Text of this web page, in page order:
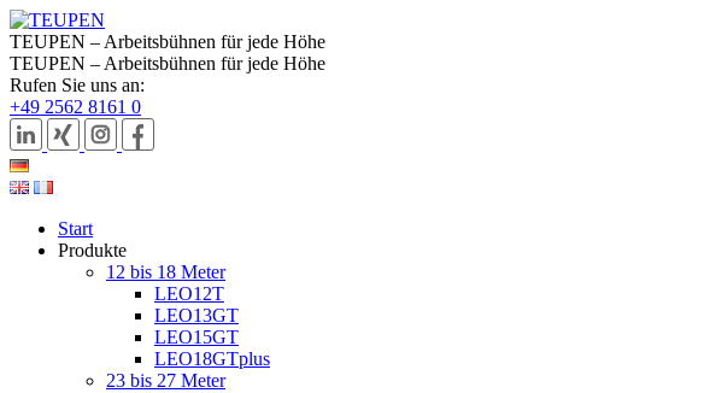
TEUPEN – Arbeitsbühnen für jede Höhe
TEUPEN – Arbeitsbühnen für jede Höhe
Rufen Sie uns an:
+49 2562 8161 0
Start
Produkte
12 bis 18 Meter
LEO12T
LEO13GT
LEO15GT
LEO18GTplus
23 bis 27 Meter